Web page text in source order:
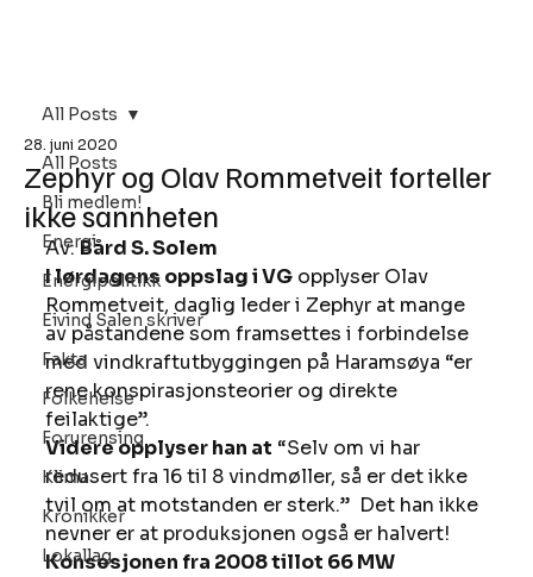
All Posts
Bli medlem!
Energi
Energipolitikk
Eivind Salen skriver
Fakta
Folkehelse
Forurensing
Klima
Kronikker
Lokallag
All Posts
Zephyr og Olav Rommetveit forteller
ikke sannheten
28. juni 2020
Av: Bård S. Solem
I lørdagens oppslag i VG opplyser Olav
Rommetveit, daglig leder i Zephyr at mange
av påstandene som framsettes i forbindelse
med vindkraftutbyggingen på Haramsøya “er
rene konspirasjonsteorier og direkte
feilaktige”.
Videre opplyser han at “Selv om vi har
redusert fra 16 til 8 vindmøller, så er det ikke
tvil om at motstanden er sterk.”  Det han ikke
nevner er at produksjonen også er halvert!
Konsesjonen fra 2008 tillot 66 MW